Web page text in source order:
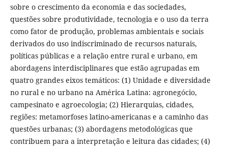
sobre o crescimento da economia e das sociedades,
questões sobre produtividade, tecnologia e o uso da terra
como fator de produção, problemas ambientais e sociais
derivados do uso indiscriminado de recursos naturais,
políticas públicas e a relação entre rural e urbano, em
abordagens interdisciplinares que estão agrupadas em
quatro grandes eixos temáticos: (1) Unidade e diversidade
no rural e no urbano na América Latina: agronegócio,
campesinato e agroecologia; (2) Hierarquias, cidades,
regiões: metamorfoses latino-americanas e a caminho das
questões urbanas; (3) abordagens metodológicas que
contribuem para a interpretação e leitura das cidades; (4)